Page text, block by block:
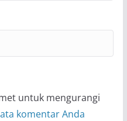
untuk mengurangi
komentar Anda